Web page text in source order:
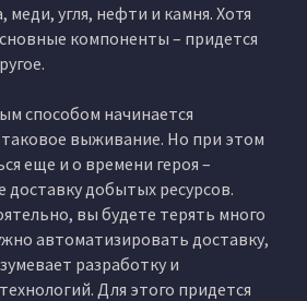
угля, нефти и камня. Хотя
компоненты – придется
способом начинается
выживание. Но при этом
еще и о времени героя –
доставку добытых ресурсов.
вы будете терять много
автоматизировать доставку,
разработку и
Для этого придется